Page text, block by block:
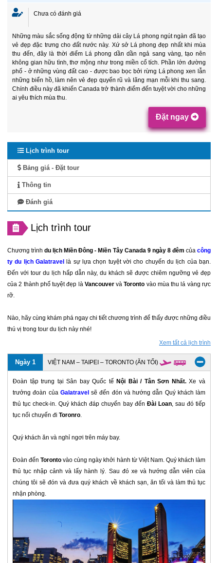
Chưa có đánh giá
Những màu sắc sống động từ những dải cây Lá phong ngút ngàn đã tạo
vẻ đẹp đặc trưng cho đất nước này. Xứ sở Lá phong đẹp nhất khi mùa
thu đến, đây là thời điểm Lá phong dần dần ngả sang vàng, tạo nên
không gian hữu tình, thơ mộng như trong miền cổ tích. Phần lớn đường
phố - ở những vùng đất cao - được bao bọc bởi rừng Lá phong xen lẫn
những biển hồ, làm nên vẻ đẹp quyến rũ và lãng mạn mỗi khi thu sang.
Chính điều này đã khiến Canada trở thành điểm đến tuyệt vời cho những
ai yêu thích mùa thu.
Đặt ngay
Lịch trình tour
Bảng giá - Đặt tour
Thông tin
Đánh giá
Lịch trình tour
Chương trìnhdu lịch Miền Đông - Miền Tây Canada 9 ngày 8 đêm củacông
ty du lịch Galatravel
là sự lựa chọn tuyệt vời cho chuyến du lịch của bạn.
Đến với tour du lịch hấp dẫn này, du khách sẽ được chiêm ngưỡng vẻ đẹp
của 2 thành phố tuyệt đẹp là VancouvervàToronto vào mùa thu lá vàng rực
rỡ.
Nào, hãy cùng khám phá ngay chi tiết chương trình để thấy được những điều
thú vị trong tour du lịch này nhé!
Xem tất cả lịch trình
Ngày 1 VIỆT NAM – TAIPEI – TORONTO (ĂN TỐI)
Đoàn tập trung tại Sân bay Quốc tế Nội Bài / Tân Sơn Nhất.Xe và
trưởng đoàn của Galatravel sẽ đến đón và hướng dẫn Quý khách làm
thủ tục check-in. Quý khách đáp chuyến bay đến Đài Loan, sau đó tiếp
tục nối chuyến đi Toronro.
Quý khách ăn và nghỉ ngơi trên máy bay.
Đoàn đếnToronto vào cùng ngày khởi hành từ Việt Nam. Quý khách làm
thủ tục nhập cảnh và lấy hành lý. Sau đó xe và hướng dẫn viên của
chúng tôi sẽ đón và đưa quý khách về khách sạn, ăn tối và làm thủ tục
nhận phòng.